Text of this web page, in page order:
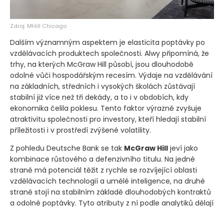
Zdroj: MHill Chicago
Dalším významným aspektem je elasticita poptávky po
vzdělávacích produktech společnosti. Alwy připomíná, že
trhy, na kterých McGraw Hill působí, jsou dlouhodobě
odolné vůči hospodářským recesím. Výdaje na vzdělávání
na základních, středních i vysokých školách zůstávají
stabilní již více než tři dekády, a to i v obdobích, kdy
ekonomika čelila poklesu. Tento faktor výrazně zvyšuje
atraktivitu společnosti pro investory, kteří hledají stabilní
příležitosti i v prostředí zvýšené volatility.
Z pohledu Deutsche Bank se tak McGraw Hill jeví jako
kombinace růstového a defenzivního titulu. Na jedné
straně má potenciál těžit z rychle se rozvíjející oblasti
vzdělávacích technologií a umělé inteligence, na druhé
straně stojí na stabilním základě dlouhodobých kontraktů
a odolné poptávky. Tyto atributy z ní podle analytiků dělají